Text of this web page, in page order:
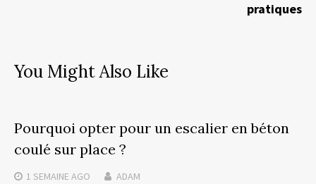
pratiques
You Might Also Like
Pourquoi opter pour un escalier en béton
coulé sur place ?
1 SEMAINE AGO ADAM